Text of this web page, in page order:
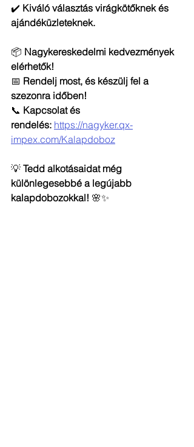
✔️ Kiváló választás virágkötőknek és
ajándéküzleteknek.
📦 Nagykereskedelmi kedvezmények
elérhetők!
📅 Rendelj most, és készülj fel a
szezonra időben!
📞 Kapcsolat és
rendelés: https://nagyker.qx-
impex.com/Kalapdoboz
💡 Tedd alkotásaidat még
különlegesebbé a legújabb
kalapdobozokkal! 🌸✨